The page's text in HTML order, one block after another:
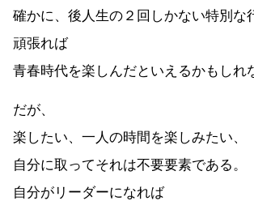
確かに、後人生の２回しかない特別な
頑張れば
青春時代を楽しんだといえるかもしれ
だが、
楽したい、一人の時間を楽しみたい、
自分に取ってそれは不要要素である。
自分がリーダーになれば